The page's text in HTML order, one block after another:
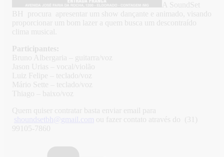
A SoundSet
BH procura apresentar um show dançante e animado, visando
proporcionar um bom lazer a quem busca um descontraído
clima musical.
Participantes:
Bruno Albergaria – guitarra/voz
Jason Urias – vocal/violão
Luiz Felipe – teclado/voz
Mário Sette – teclado/voz
Thiago – baixo/voz
Quem quiser contratar basta enviar email para
shoundsetbh@gmail.com ou fazer contato através do (31)
99105-7860